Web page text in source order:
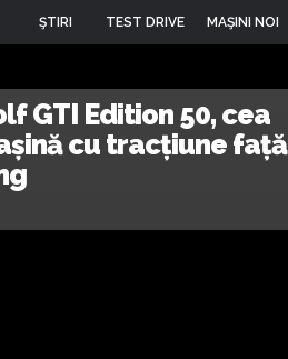
ŞTIRI TEST DRIVE MAŞINI NOI
GTI Edition 50, cea
cu tracțiune față